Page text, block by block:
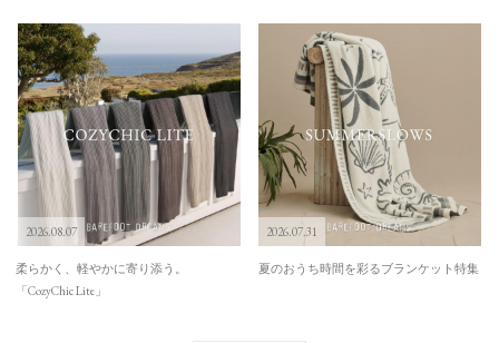
2026.08.07
柔らかく、軽やかに寄り添う。
「CozyChic Lite」
2026.07.31
夏のおうち時間を彩るブランケット特集